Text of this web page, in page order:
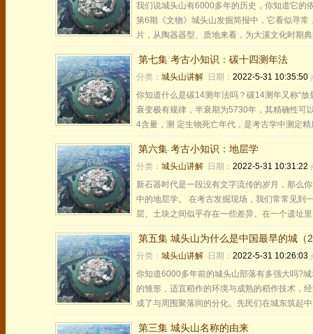
我们说城头山有6000多年的历史，你知道它的
第6期《文物》城头山发掘简报中，它看似寻
片，从陶器器型、质地来看，为大溪文化时期
第七集 考古小知识：碳十四测年法
分类： 城头山讲解 日期： 2022-5-31 10:35:50
你知道什么是碳14测年法吗？碳14测年又称“
衰变极有规律，半衰期为5730年，其精确性可
4含量，测 定生物死亡年代，是考古学中测定精
第六集 考古小知识：地层学
分类： 城头山讲解 日期： 2022-5-31 10:31:22
新石器时代是一段没有文字流传的岁月，那么
中的地层学。 在考古发掘现场，我们常常见到
层、土块之间似乎存在一些差异。在一个遗址
第五集 城头山为什么是中国最早的城（
分类： 城头山讲解 日期： 2022-5-31 10:26:03
你知道6000多年前的城头山部落有多强大吗?
的雏形，适宜稻作的环境与成熟的稻作技术，
成了与周围聚落间的分化。先民们在城东筑起
第三集 城头山名称的由来